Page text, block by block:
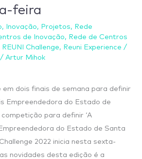
feira
, Inovação, Projetos, Rede
de Inovação, Rede de Centros
REUNI Challenge, Reuni Experience /
/ Artur Mihok
dois finais de semana para definir
Empreendedora do Estado de
para definir ‘A
do Estado de Santa
2022 inicia nesta sexta-
novidades desta edição é a